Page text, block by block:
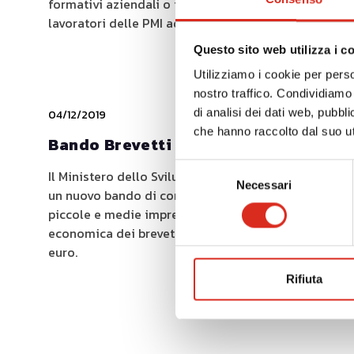
Questo sito web utilizza i
Utilizziamo i cookie per
nostro traffico.
di analisi dei dati web,
che hanno raccolto dal suo
Necessari
Rifiuta
formativi aziendali o interaziendali rivolti ai
lavoratori delle PMI aderenti di minori dimensioni.
04/12/2019
Bando Brevetti +
Il Ministero dello Sviluppo Economico ha emanato
un nuovo bando di contributo in favore di micro,
piccole e medie imprese per la valorizzazione
economica dei brevetti. Stanziati oltre 21 milioni di
euro.